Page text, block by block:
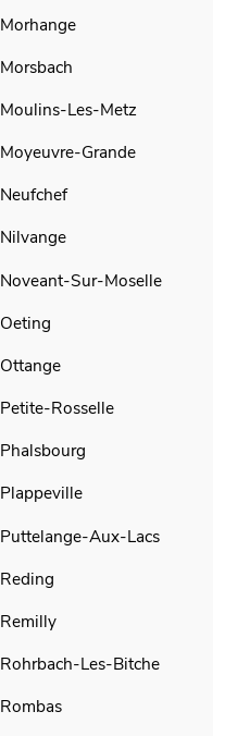
Morhange
Morsbach
Moulins-Les-Metz
Moyeuvre-Grande
Neufchef
Nilvange
Noveant-Sur-Moselle
Oeting
Ottange
Petite-Rosselle
Phalsbourg
Plappeville
Puttelange-Aux-Lacs
Reding
Remilly
Rohrbach-Les-Bitche
Rombas